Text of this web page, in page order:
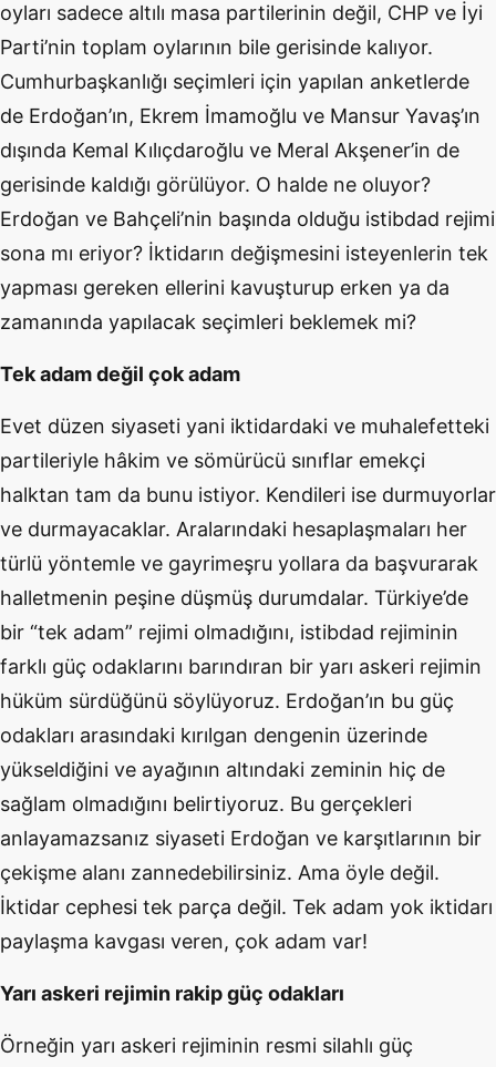
oyları sadece altılı masa partilerinin değil, CHP ve İyi
Parti’nin toplam oylarının bile gerisinde kalıyor.
Cumhurbaşkanlığı seçimleri için yapılan anketlerde
de Erdoğan’ın, Ekrem İmamoğlu ve Mansur Yavaş’ın
dışında Kemal Kılıçdaroğlu ve Meral Akşener’in de
gerisinde kaldığı görülüyor. O halde ne oluyor?
Erdoğan ve Bahçeli’nin başında olduğu istibdad rejimi
sona mı eriyor? İktidarın değişmesini isteyenlerin tek
yapması gereken ellerini kavuşturup erken ya da
zamanında yapılacak seçimleri beklemek mi?
Tek adam değil çok adam
Evet düzen siyaseti yani iktidardaki ve muhalefetteki
partileriyle hâkim ve sömürücü sınıflar emekçi
halktan tam da bunu istiyor. Kendileri ise durmuyorlar
ve durmayacaklar. Aralarındaki hesaplaşmaları her
türlü yöntemle ve gayrimeşru yollara da başvurarak
halletmenin peşine düşmüş durumdalar. Türkiye’de
bir “tek adam” rejimi olmadığını, istibdad rejiminin
farklı güç odaklarını barındıran bir yarı askeri rejimin
hüküm sürdüğünü söylüyoruz. Erdoğan’ın bu güç
odakları arasındaki kırılgan dengenin üzerinde
yükseldiğini ve ayağının altındaki zeminin hiç de
sağlam olmadığını belirtiyoruz. Bu gerçekleri
anlayamazsanız siyaseti Erdoğan ve karşıtlarının bir
çekişme alanı zannedebilirsiniz. Ama öyle değil.
İktidar cephesi tek parça değil. Tek adam yok iktidarı
paylaşma kavgası veren, çok adam var!
Yarı askeri rejimin rakip güç odakları
Örneğin yarı askeri rejiminin resmi silahlı güç